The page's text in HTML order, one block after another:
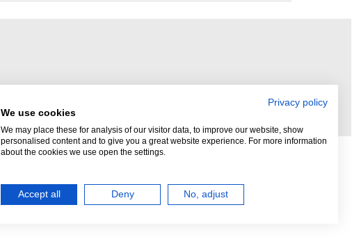
Privacy policy
We use cookies
We may place these for analysis of our visitor data, to improve our website, show
personalised content and to give you a great website experience. For more information
about the cookies we use open the settings.
Accept all Deny No, adjust